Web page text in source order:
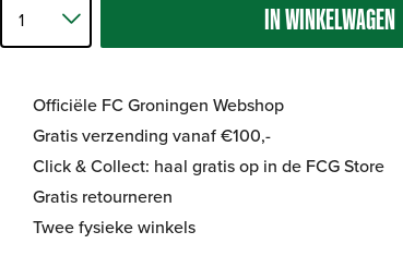
IN WINKELWAGEN
Officiële FC Groningen Webshop
Gratis verzending vanaf €100,-
Click & Collect: haal gratis op in de FCG Store
Gratis retourneren
Twee fysieke winkels